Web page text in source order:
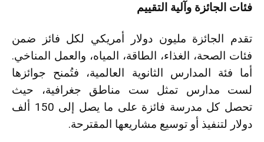
فئات الجائزة وآلية التقييم
تقدم الجائزة مليون دولار أمريكي لكل فائز ضمن
فئات الصحة، الغذاء، الطاقة، المياه، والعمل المناخي.
أما فئة المدارس الثانوية العالمية، فتُمنح جوائزها
لست مدارس تمثل ست مناطق جغرافية، حيث
تحصل كل مدرسة فائزة على ما يصل إلى 150 ألف
دولار لتنفيذ أو توسيع مشاريعها المقترحة.